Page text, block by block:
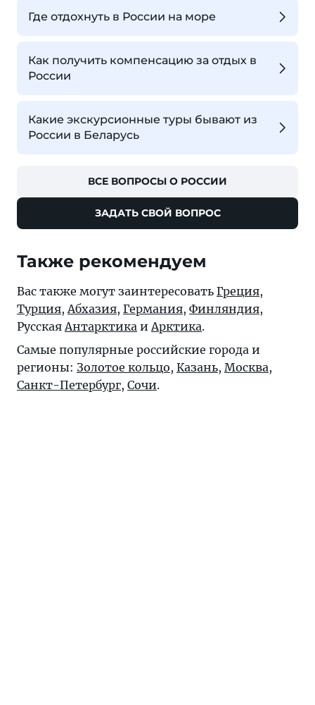
Где отдохнуть в России на море
Как получить компенсацию за отдых в
России
Какие экскурсионные туры бывают из
России в Беларусь
ВСЕ ВОПРОСЫ О РОССИИ
ЗАДАТЬ СВОЙ ВОПРОС
Также рекомендуем
Вас также могут заинтересовать Греция,
Турция, Абхазия, Германия, Финляндия,
Русская Антарктика и Арктика.
Самые популярные российские города и
регионы: Золотое кольцо, Казань, Москва,
Санкт-Петербург, Сочи.